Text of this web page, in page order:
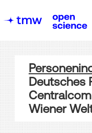
Deutsches
Wiener